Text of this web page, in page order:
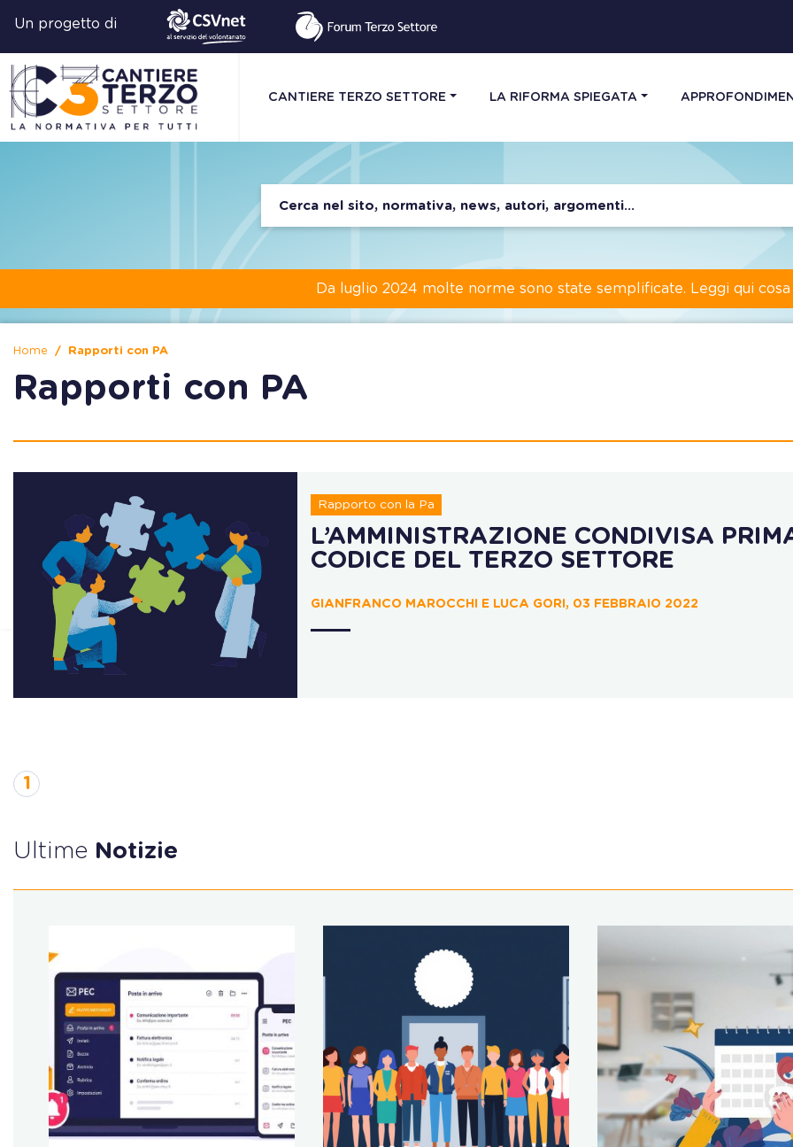
Un progetto di
CANTIERE TERZO SETTORE LA RIFORMA SPIEGATA
Da luglio 2024 molte norme sono state semplificate. Leggi qui
Home Rapporti con PA
Rapporti con PA
Rapporto con la Pa
L’AMMINISTRAZIONE CONDIVISA
CODICE DEL TERZO SETTORE
GIANFRANCO MAROCCHI E LUCA GORI, 03 FEBBRAIO 2022
1
Ultime Notizie